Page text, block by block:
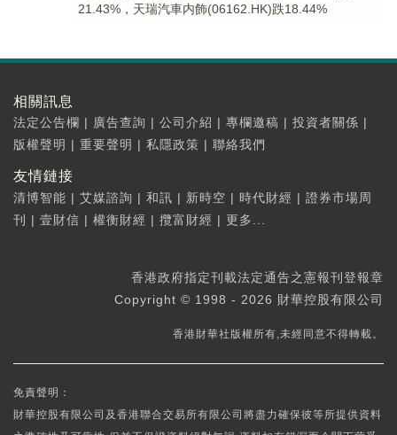
21.43%，天瑞汽車内飾(06162.HK)跌18.44%
相關訊息
法定公告欄 | 廣告查詢 | 公司介紹 | 專欄邀稿 | 投資者關係 |
版權聲明 | 重要聲明 | 私隱政策 | 聯絡我們
友情鏈接
清博智能 | 艾媒諮詢 | 和訊 | 新時空 | 時代財經 | 證券市場周
刊 | 壹財信 | 權衡財經 | 攬富財經 | 更多...
香港政府指定刊載法定通告之憲報刊登報章
Copyright © 1998 - 2026 財華控股有限公司
香港財華社版權所有,未經同意不得轉載。
免責聲明：
財華控股有限公司及香港聯合交易所有限公司將盡力確保彼等所提供資料